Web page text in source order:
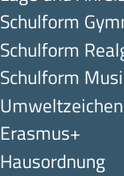
Schulform
Schulform
Schulform
Umweltzeichen
Erasmus+
Hausordnung